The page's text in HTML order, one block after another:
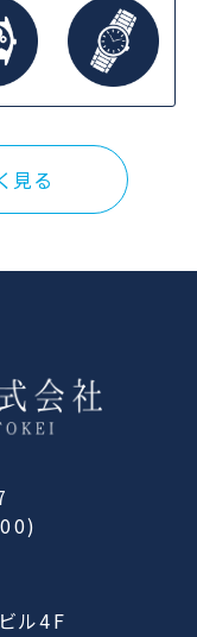
見る
ル4F